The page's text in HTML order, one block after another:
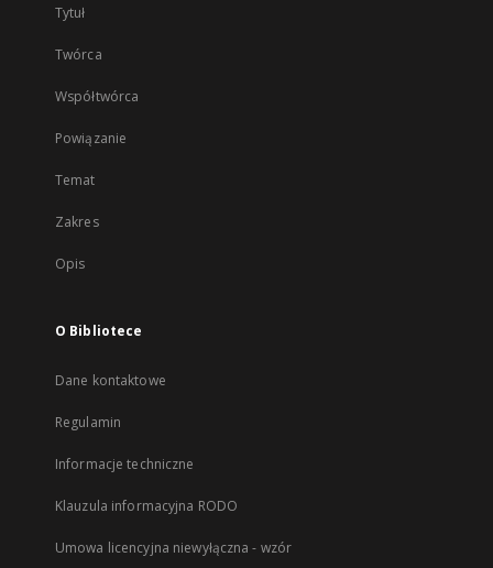
Tytuł
Twórca
Współtwórca
Powiązanie
Temat
Zakres
Opis
O Bibliotece
Dane kontaktowe
Regulamin
Informacje techniczne
Klauzula informacyjna RODO
Umowa licencyjna niewyłączna - wzór